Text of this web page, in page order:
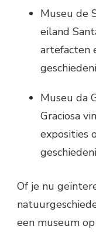
Museu de
eiland
artefacten
Museu da
Graciosa
exposities
Of je nu
een museum